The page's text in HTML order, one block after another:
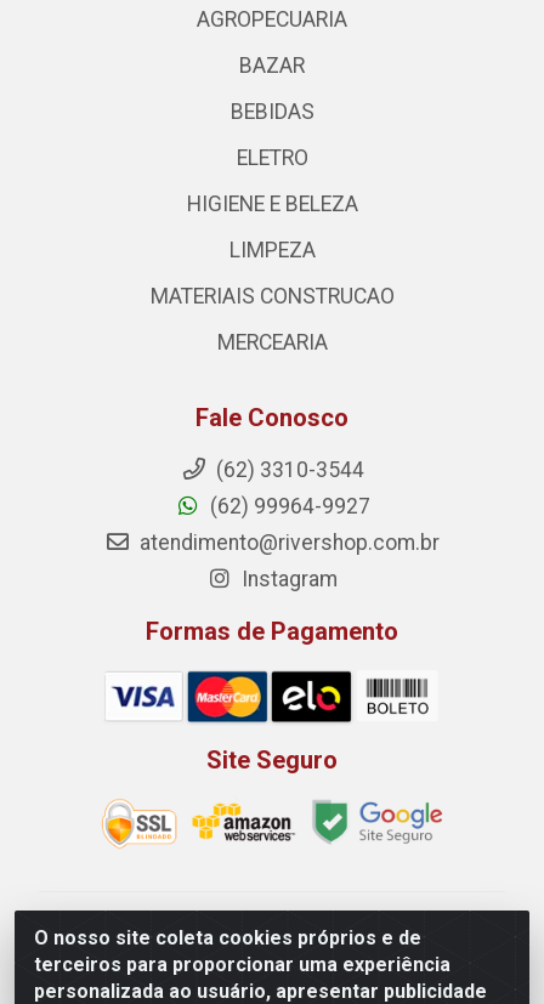
O nosso site coleta cookies próprios e de
terceiros para proporcionar uma experiência
personalizada ao usuário, apresentar publicidade
AGROPECUARIA
BAZAR
BEBIDAS
ELETRO
HIGIENE E BELEZA
LIMPEZA
MATERIAIS CONSTRUCAO
MERCEARIA
Fale Conosco
(62) 3310-3544
(62) 99964-9927
atendimento@rivershop.com.br
Instagram
Formas de Pagamento
Site Seguro
Rio Vermelho Distribuição de Alimentos LTDA - Rodovia
BR, 153, KM 52 N 00 QD 00 LT 16 - Bairro Jardim
Eldorado, Anápolis/GO - CEP 75.045-190 - CNPJ